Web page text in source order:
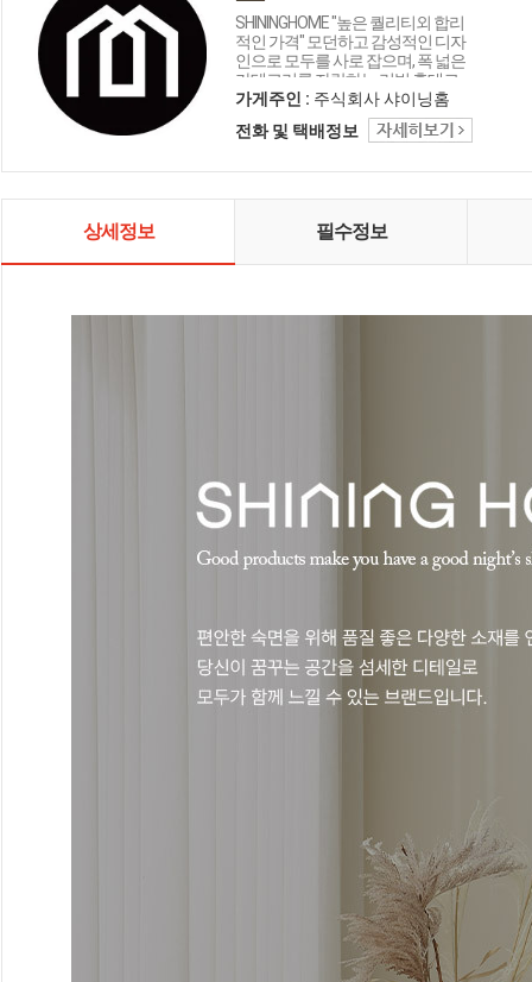
SHININGHOME "높은 퀄리티외 합리
적인 가격" 모던하고 감성적인 디자
인으로 모두를 사로 잡으며, 폭 넓은
카테고리를 자랑하는 리빙 홈데코
인테리어 샤이닝홈입니다.
가게주인 : 주식회사 샤이닝홈
전화 및 택배정보
상세정보 필수정보